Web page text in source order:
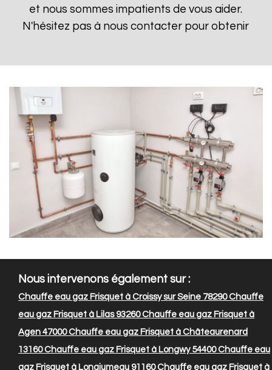
et nous sommes impatients de vous aider.
N'hésitez pas à nous contacter pour obtenir
Nous intervenons également sur :
Chauffe eau gaz Frisquet à Croissy sur Seine 78290Chauffe
eau gaz Frisquet à Lilas 93260Chauffe eau gaz Frisquet à
Agen 47000Chauffe eau gaz Frisquet à Châteaurenard
13160Chauffe eau gaz Frisquet à Longwy 54400Chauffe eau
gaz Frisquet à Longjumeau 91160Chauffe eau gaz Frisquet à